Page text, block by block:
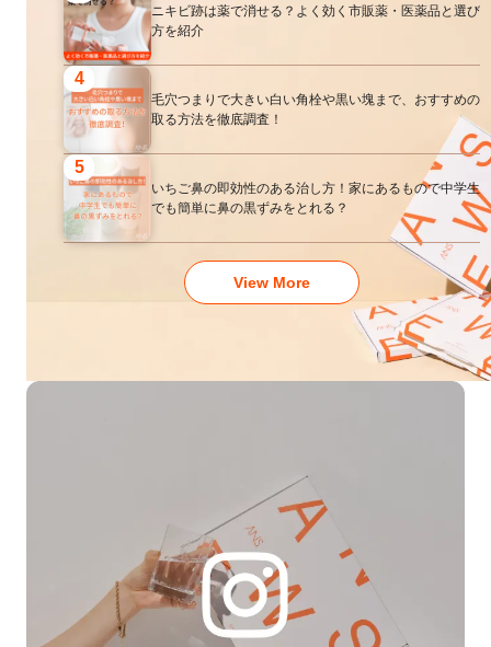
ニキビ跡は薬で消せる？よく効く市販薬・医薬品と選び
方を紹介
4
毛穴つまりで大きい白い角栓や黒い塊まで、おすすめの
取る方法を徹底調査！
5
いちご鼻の即効性のある治し方！家にあるもので中学生
でも簡単に鼻の黒ずみをとれる？
View More